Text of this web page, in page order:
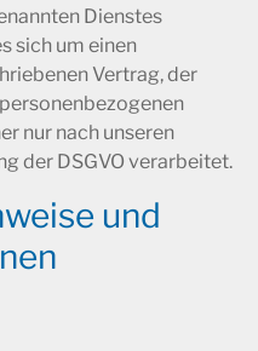
Dienstes
sich um einen
Vertrag, der
nur nach unseren
der DSGVO verarbeitet.
und